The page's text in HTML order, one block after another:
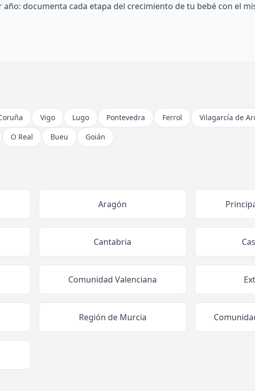
documenta cada etapa del crecimiento de tu bebé con el
Vigo Lugo Pontevedra Ferrol Vilagarcía de
O Real Bueu Goián
Aragón
Cantabria
Comunidad Valenciana
Región de Murcia